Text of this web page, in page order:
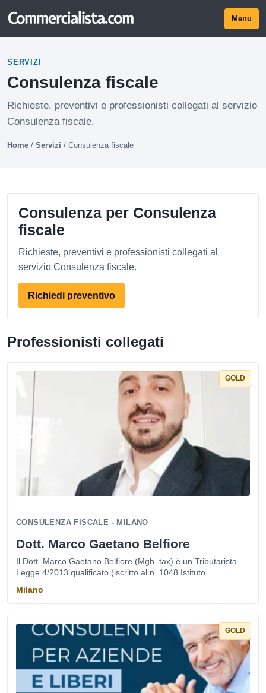
Menu
SERVIZI
Consulenza fiscale
Richieste, preventivi e professionisti collegati al servizio
Consulenza fiscale.
Home / Servizi / Consulenza fiscale
Consulenza per Consulenza
fiscale
Richieste, preventivi e professionisti collegati al
servizio Consulenza fiscale.
Richiedi preventivo
Professionisti collegati
GOLD
CONSULENZA FISCALE - MILANO
Dott. Marco Gaetano Belfiore
Il Dott. Marco Gaetano Belfiore (Mgb .tax) è un Tributarista
Legge 4/2013 qualificato (iscritto al n. 1048 Istituto...
Milano
GOLD